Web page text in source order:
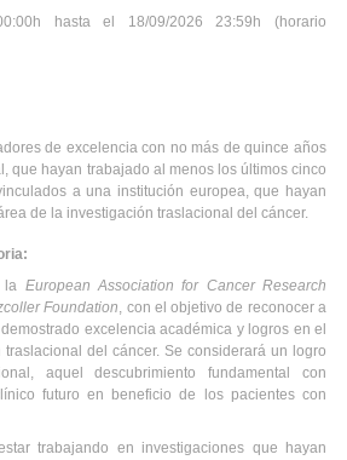
hasta el 18/09/2026 23:59h (horario
de excelencia con no más de quince años
que hayan trabajado al menos los últimos cinco
a una institución europea, que hayan
de la investigación traslacional del cáncer.
la European Association for Cancer Research
Foundation, con el objetivo de reconocer a
excelencia académica y logros en el
del cáncer. Se considerará un logro
aquel descubrimiento fundamental con
futuro en beneficio de los pacientes con
trabajando en investigaciones que hayan